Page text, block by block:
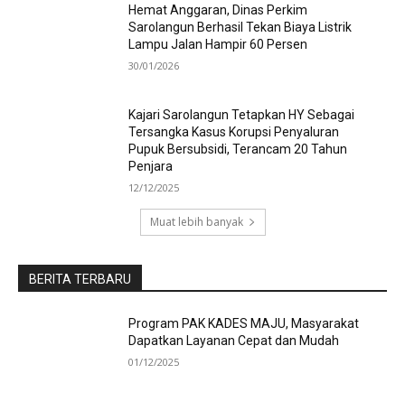
Hemat Anggaran, Dinas Perkim
Sarolangun Berhasil Tekan Biaya Listrik
Lampu Jalan Hampir 60 Persen
30/01/2026
Kajari Sarolangun Tetapkan HY Sebagai
Tersangka Kasus Korupsi Penyaluran
Pupuk Bersubsidi, Terancam 20 Tahun
Penjara
12/12/2025
Muat lebih banyak
BERITA TERBARU
Program PAK KADES MAJU, Masyarakat
Dapatkan Layanan Cepat dan Mudah
01/12/2025